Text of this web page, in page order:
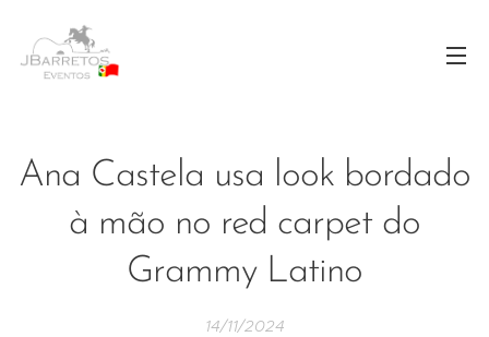
Ana Castela usa look bordado
à mão no red carpet do
Grammy Latino
14/11/2024